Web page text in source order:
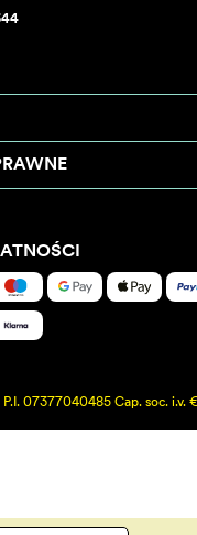
07377040485 Cap. soc. i.v.